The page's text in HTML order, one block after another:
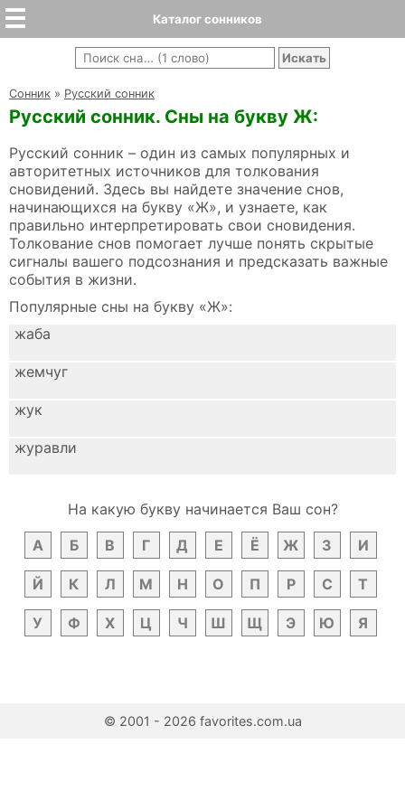
Каталог сонников
Cонник » Русский сонник
Русский сонник. Сны на букву Ж:
Русский сонник – один из самых популярных и
авторитетных источников для толкования
сновидений. Здесь вы найдете значение снов,
начинающихся на букву «Ж», и узнаете, как
правильно интерпретировать свои сновидения.
Толкование снов помогает лучше понять скрытые
сигналы вашего подсознания и предсказать важные
события в жизни.
Популярные сны на букву «Ж»:
жаба
жемчуг
жук
журавли
На какую букву начинается Ваш сон?
А
Б В Г Д Е Ё Ж З И
Й К Л М Н О П Р С Т
У Ф Х Ц Ч Ш Щ Э Ю Я
© 2001 - 2026 favorites.com.ua